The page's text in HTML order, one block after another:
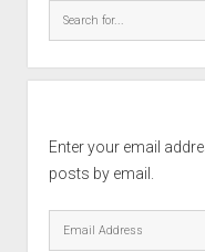
Enter your email
posts by email.
Email